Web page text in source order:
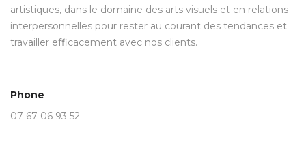
artistiques, dans le domaine des arts visuels et en relations
interpersonnelles pour rester au courant des tendances et
travailler efficacement avec nos clients.
Phone
07 67 06 93 52